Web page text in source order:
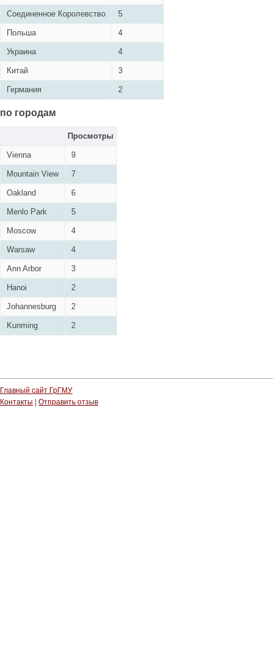
Соединенное Королевство 5
Польша 4
Украина 4
Китай 3
Германия 2
по городам
Просмотры
Vienna 9
Mountain View 7
Oakland 6
Menlo Park 5
Moscow 4
Warsaw 4
Ann Arbor 3
Hanoi 2
Johannesburg 2
Kunming 2
Главный сайт ГрГМУ
Контакты
Отправить отзыв